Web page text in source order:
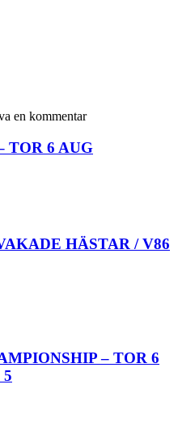
en kommentar
TOR 6 AUG
HÄSTAR / V86
– TOR 6
5